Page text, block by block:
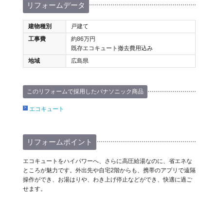
リフォームデータ
建物種別
戸建て
工事費
約86万円
既存エコキュート撤去費用込み
地域
広島県
このリフォームで採用したパナソニック商品
エコキュート
リフォームポイント
エコキュートをハイパワーへ、さらに高圧給湯なのに、省エネな
ところが魅力です。外出先や自宅2階からも、携帯のアプリで遠隔
操作ができ、お湯はりや、わき上げ停止などができ、快適に過ご
せます。